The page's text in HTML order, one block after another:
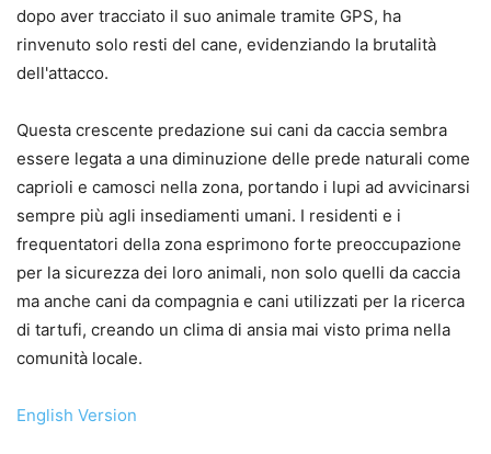
dopo aver tracciato il suo animale tramite GPS, ha
rinvenuto solo resti del cane, evidenziando la brutalità
dell'attacco.
Questa crescente predazione sui cani da caccia sembra
essere legata a una diminuzione delle prede naturali come
caprioli e camosci nella zona, portando i lupi ad avvicinarsi
sempre più agli insediamenti umani. I residenti e i
frequentatori della zona esprimono forte preoccupazione
per la sicurezza dei loro animali, non solo quelli da caccia
ma anche cani da compagnia e cani utilizzati per la ricerca
di tartufi, creando un clima di ansia mai visto prima nella
comunità locale.
English Version